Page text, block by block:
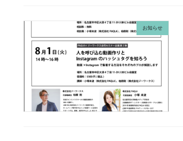
お知らせ